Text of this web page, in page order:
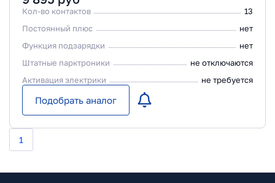
Кол-во контактов
13
Постоянный плюс
нет
Функция подзарядки
нет
Штатные парктроники
не отключаются
Активация электрики
не требуется
Подобрать аналог
1